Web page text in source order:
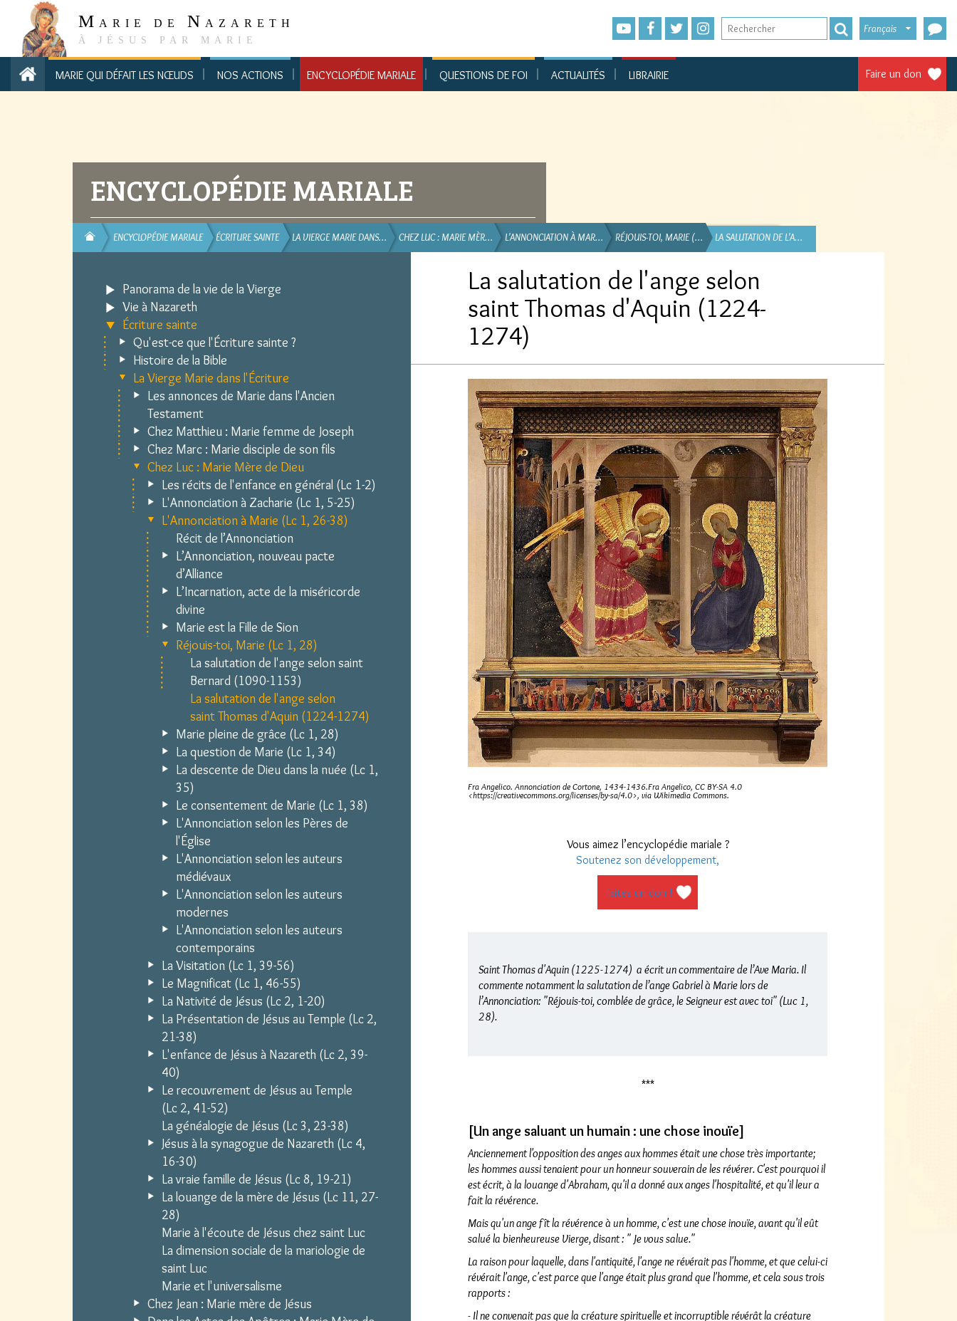
M ARIE DE N AZARETH
À JÉSUS PAR MARIE
Français
Faire un don
MARIE QUI DÉFAIT LES NŒUDS NOS ACTIONS ENCYCLOPÉDIE MARIALE QUESTIONS DE FOI ACTUALITÉS LIBRAIRIE
ENCYCLOPÉDIE MARIALE
ENCYCLOPÉDIE MARIALE ÉCRITURE SAINTE LA VIERGE MARIE DANS… CHEZ LUC : MARIE MÈR… L'ANNONCIATION À MAR… RÉJOUIS-TOI, MARIE (… LA SALUTATION DE L'A…
Panorama de la vie de la Vierge
Vie à Nazareth
Écriture sainte
Qu'est-ce que l'Écriture sainte ?
Histoire de la Bible
La Vierge Marie dans l'Écriture
Les annonces de Marie dans l'Ancien
Testament
Chez Matthieu : Marie femme de Joseph
Chez Marc : Marie disciple de son fils
Chez Luc : Marie Mère de Dieu
Les récits de l'enfance en général (Lc 1-2)
L'Annonciation à Zacharie (Lc 1, 5-25)
L'Annonciation à Marie (Lc 1, 26-38)
Récit de l’Annonciation
L’Annonciation, nouveau pacte
d’Alliance
L’Incarnation, acte de la miséricorde
divine
Marie est la Fille de Sion
Réjouis-toi, Marie (Lc 1, 28)
La salutation de l'ange selon saint
Bernard (1090-1153)
La salutation de l'ange selon
saint Thomas d'Aquin (1224-1274)
Marie pleine de grâce (Lc 1, 28)
La question de Marie (Lc 1, 34)
La descente de Dieu dans la nuée (Lc 1,
35)
Le consentement de Marie (Lc 1, 38)
L'Annonciation selon les Pères de
l'Église
L'Annonciation selon les auteurs
médiévaux
L'Annonciation selon les auteurs
modernes
L'Annonciation selon les auteurs
contemporains
La Visitation (Lc 1, 39-56)
Le Magnificat (Lc 1, 46-55)
La Nativité de Jésus (Lc 2, 1-20)
La Présentation de Jésus au Temple (Lc 2,
21-38)
L'enfance de Jésus à Nazareth (Lc 2, 39-
40)
Le recouvrement de Jésus au Temple
(Lc 2, 41-52)
La généalogie de Jésus (Lc 3, 23-38)
Jésus à la synagogue de Nazareth (Lc 4,
16-30)
La vraie famille de Jésus (Lc 8, 19-21)
La louange de la mère de Jésus (Lc 11, 27-
28)
Marie à l'écoute de Jésus chez saint Luc
La dimension sociale de la mariologie de
saint Luc
Marie et l'universalisme
Chez Jean : Marie mère de Jésus
La salutation de l'ange selon
saint Thomas d'Aquin (1224-
1274)
Fra Angelico. Annonciation de Cortone, 1434-1436.Fra Angelico, CC BY-SA 4.0
<https://creativecommons.org/licenses/by-sa/4.0>, via Wikimedia Commons.
Vous aimez l’encyclopédie mariale ?
Soutenez son développement,
faites un don !
Saint Thomas d'Aquin (1225-1274) a écrit un commentaire de l’Ave Maria. Il
commente notamment la salutation de l’ange Gabriel à Marie lors de
l’Annonciation: "Réjouis-toi, comblée de grâce, le Seigneur est avec toi" (Luc 1,
28).
***
[Un ange saluant un humain : une chose inouïe]
Anciennement l'opposition des anges aux hommes était une chose très importante;
les hommes aussi tenaient pour un honneur souverain de les révérer. C'est pourquoi il
est écrit, à la louange d'Abraham, qu'il a donné aux anges l'hospitalité, et qu'il leur a
fait la révérence.
Mais qu'un ange fît la révérence à un homme, c'est une chose inouïe, avant qu'il eût
salué la bienheureuse Vierge, disant : " Je vous salue."
La raison pour laquelle, dans l'antiquité, l'ange ne révérait pas l'homme, et que celui-ci
révérait l'ange, c'est parce que l'ange était plus grand que l'homme, et cela sous trois
rapports :
- Il ne convenait pas que la créature spirituelle et incorruptible révérât la créature